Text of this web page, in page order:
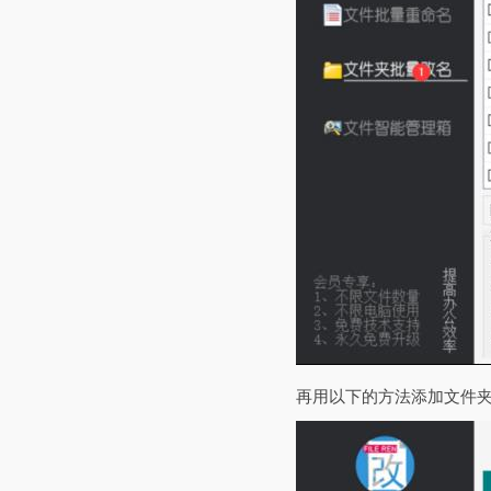
再用以下的方法添加文件